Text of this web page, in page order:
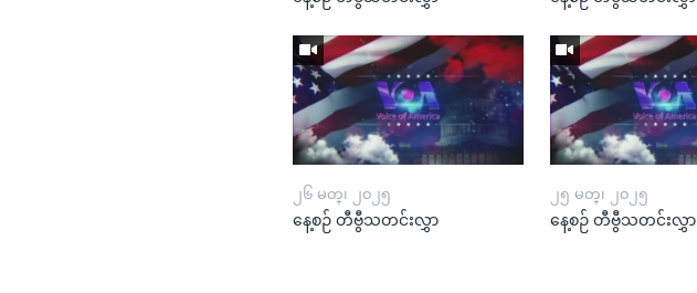
၂၆ မတ္၊ ၂၀၂၅
နေ့စဉ် တီဗွီသတင်းလွှာ
၂၅ မတ္၊ ၂၀၂၅
နေ့စဉ် တီဗွီသတင်းလွှာ